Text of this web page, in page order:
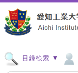
目録検索 ▼